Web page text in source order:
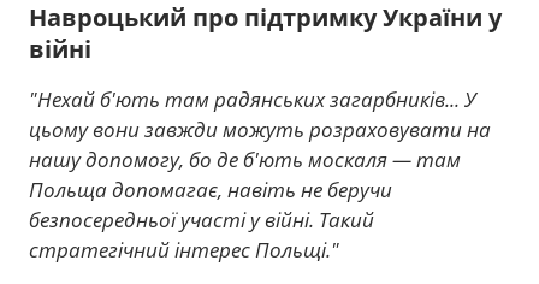
Навроцький про підтримку України у
війні
"Нехай б'ють там радянських загарбників... У
цьому вони завжди можуть розраховувати на
нашу допомогу, бо де б'ють москаля — там
Польща допомагає, навіть не беручи
безпосередньої участі у війні. Такий
стратегічний інтерес Польщі."